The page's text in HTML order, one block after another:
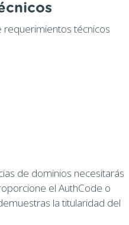
requerimientos técnicos
de dominios necesitarás
el AuthCode o
la titularidad del